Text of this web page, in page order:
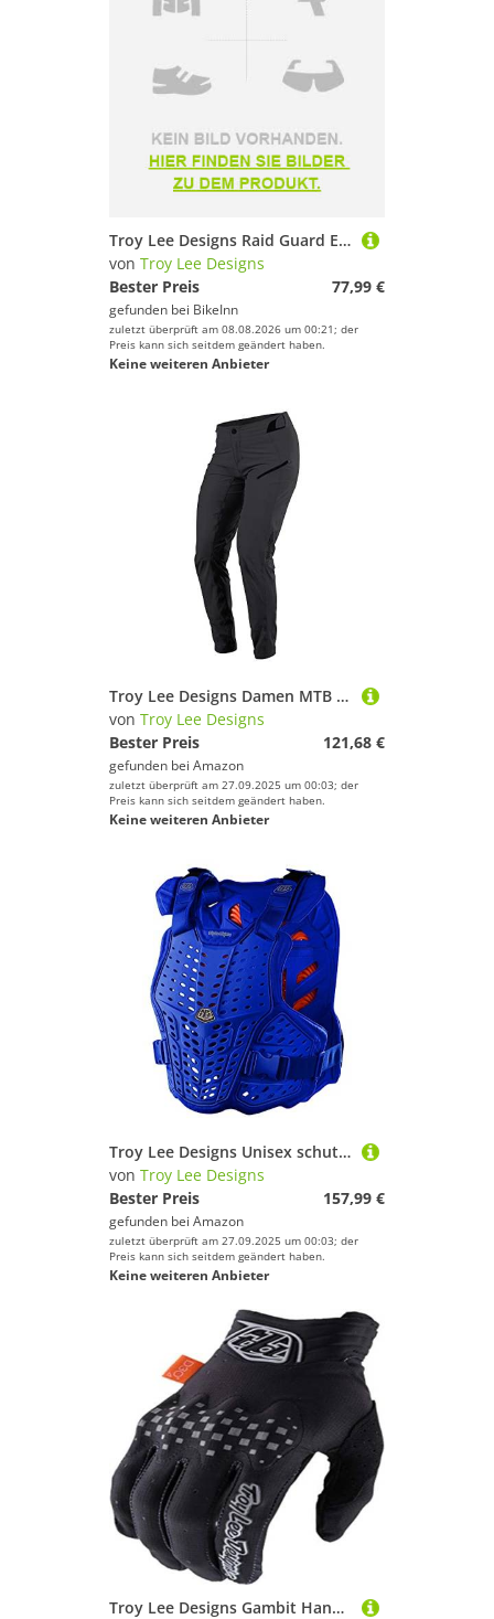
Troy Lee Designs Raid Guard Elbow Guards Schwarz XL-2XL
von Troy Lee Designs
Bester Preis
77,99 €
gefunden bei BikeInn
zuletzt überprüft am 08.08.2026 um 00:21; der
Preis kann sich seitdem geändert haben.
Keine weiteren Anbieter
Troy Lee Designs Damen MTB Hose, Nero, XS
von Troy Lee Designs
Bester Preis
121,68 €
gefunden bei Amazon
zuletzt überprüft am 27.09.2025 um 00:03; der
Preis kann sich seitdem geändert haben.
Keine weiteren Anbieter
Troy Lee Designs Unisex schutzhlle, Blu, L
von Troy Lee Designs
Bester Preis
157,99 €
gefunden bei Amazon
zuletzt überprüft am 27.09.2025 um 00:03; der
Preis kann sich seitdem geändert haben.
Keine weiteren Anbieter
Troy Lee Designs Gambit Handschuhe schwarz